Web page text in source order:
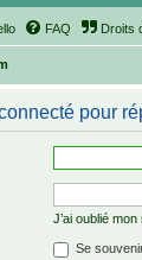
FAQ Droits
pour
J’ai oublié
Se